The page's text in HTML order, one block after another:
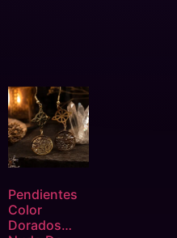
Pendientes
Color
Dorados